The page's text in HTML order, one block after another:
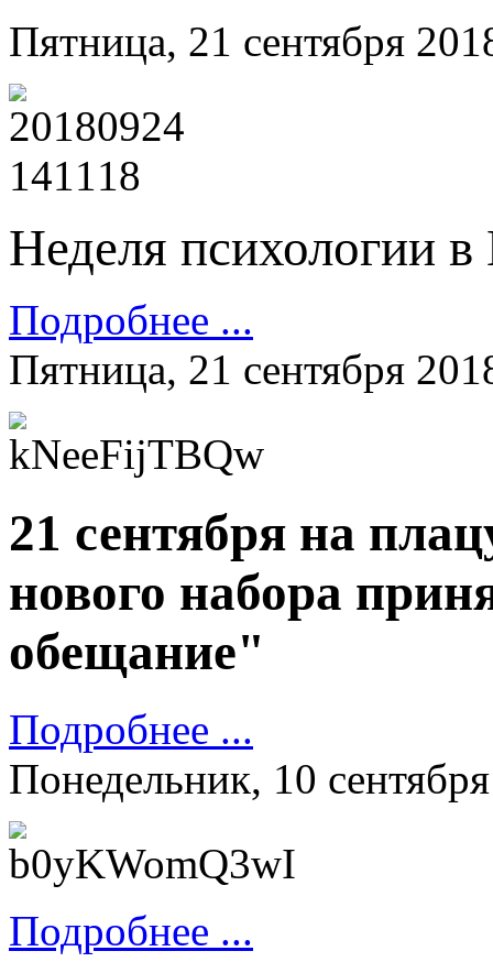
Пятница, 21 сентября
Неделя психологии
Подробнее ...
Пятница, 21 сентября
21 сентября на
нового набора
обещание"
Подробнее ...
Понедельник, 10
Подробнее ...